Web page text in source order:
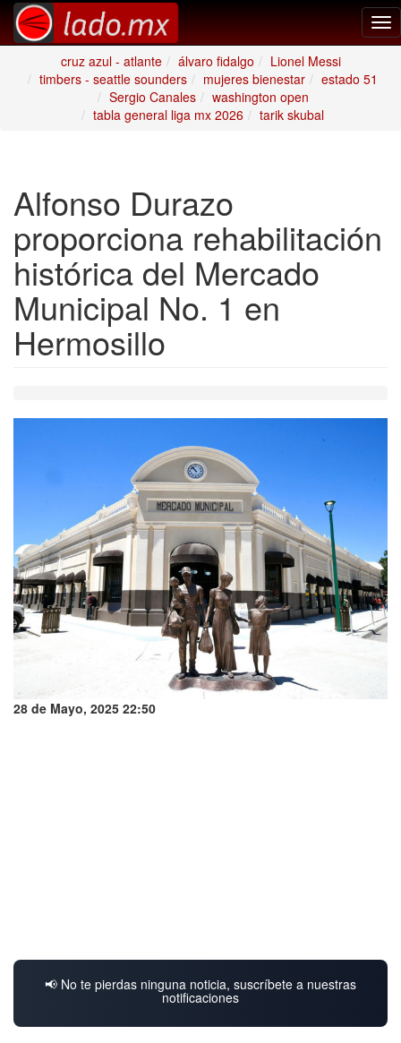
cruz azul - atlante
álvaro fidalgo
Lionel Messi
timbers - seattle sounders
mujeres bienestar
estado 51
Sergio Canales
washington open
tabla general liga mx 2026
tarik skubal
Alfonso Durazo
proporciona rehabilitación
histórica del Mercado
Municipal No. 1 en
Hermosillo
28 de Mayo, 2025 22:50
📢 No te pierdas ninguna noticia, suscríbete a nuestras
notificaciones